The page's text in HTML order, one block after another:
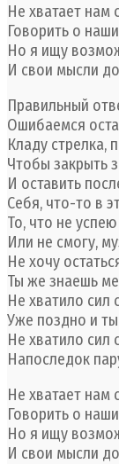
Не хватает нам
Говорить о
Но я ищу
И свои мысли
Правильный
Ошибаемся
Кладу стрелка,
Чтобы закрыть
И оставить
Себя, что-то в
То, что не
Или не смогу,
Не хочу
Ты же знаешь
Не хватило сил
Уже поздно и
Не хватило сил
Напоследок
Не хватает нам
Говорить о
Но я ищу
И свои мысли